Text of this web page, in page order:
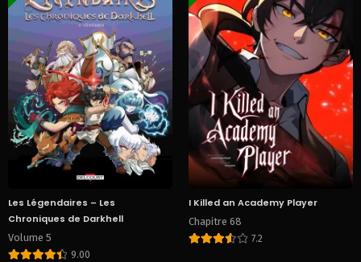
Les Légendaires – Les
Chroniques de Darkhell
Volume 5
9.00
I Killed an Academy Player
Chapitre 68
7.2